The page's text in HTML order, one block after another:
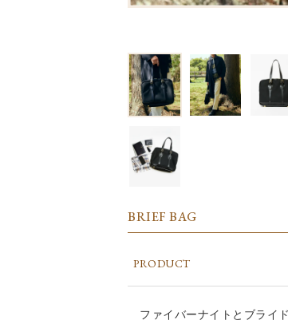
BRIEF BAG
PRODUCT
ファイバーナイトとブライ